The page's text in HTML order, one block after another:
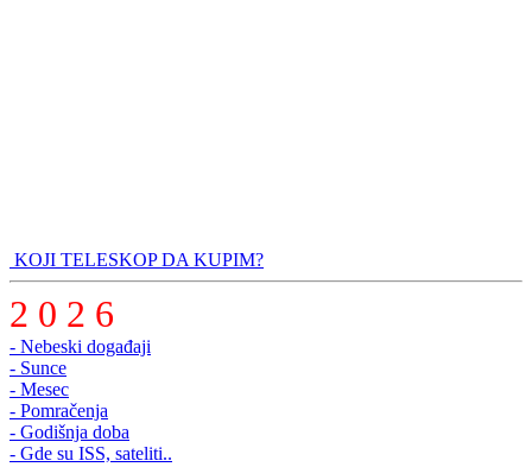
KOJI TELESKOP DA KUPIM?
2 0 2 6
- Nebeski događaji
- Sunce
- Mesec
- Pomračenja
- Godišnja doba
- Gde su ISS, sateliti..